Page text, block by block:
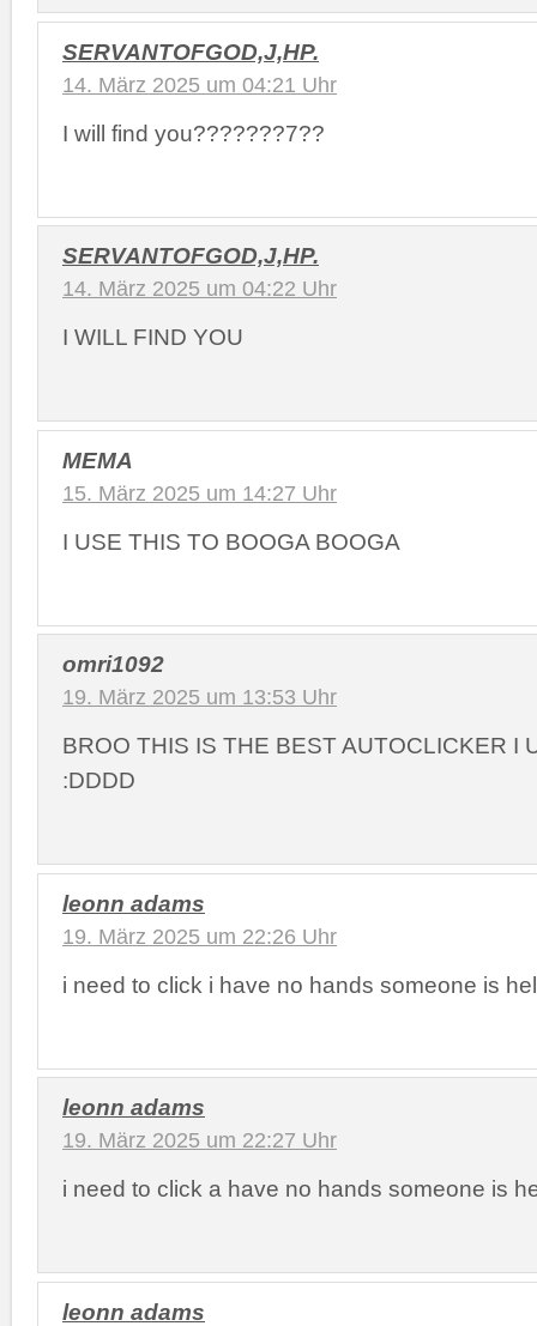
SERVANTOFGOD,J,HP.
14. März 2025 um 04:21 Uhr
I will find you???????7??
SERVANTOFGOD,J,HP.
14. März 2025 um 04:22 Uhr
I WILL FIND YOU
MEMA
15. März 2025 um 14:27 Uhr
I USE THIS TO BOOGA BOOGA
omri1092
19. März 2025 um 13:53 Uhr
BROO THIS IS THE BEST AUTOCLICKER I
:DDDD
leonn adams
19. März 2025 um 22:26 Uhr
i need to click i have no hands someone is
leonn adams
19. März 2025 um 22:27 Uhr
i need to click a have no hands someone is
leonn adams